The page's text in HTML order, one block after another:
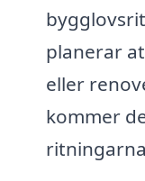
planerar
eller
kommer